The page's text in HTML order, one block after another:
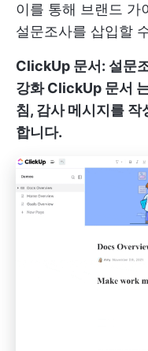
이를 통해 브랜드 가
설문조사를 삽입할
ClickUp 문서: 설문
강화ClickUp 문서
침, 감사 메시지를
합니다.